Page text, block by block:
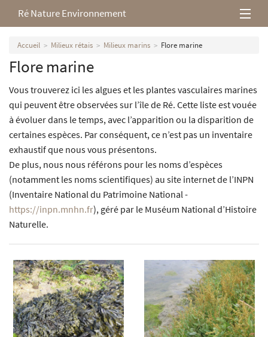
Ré Nature Environnement
L’association
Milieux rétais
Nos parutions
Accueil Milieux rétais Milieux marins Flore marine
Flore marine
Vous trouverez ici les algues et les plantes vasculaires marines
qui peuvent être observées sur l’île de Ré. Cette liste est vouée
à évoluer dans le temps, avec l’apparition ou la disparition de
certaines espèces. Par conséquent, ce n’est pas un inventaire
exhaustif que nous vous présentons.
De plus, nous nous référons pour les noms d’espèces
(notamment les noms scientifiques) au site internet de l’INPN
(Inventaire National du Patrimoine National -
https://inpn.mnhn.fr), géré par le Muséum National d’Histoire
Naturelle.